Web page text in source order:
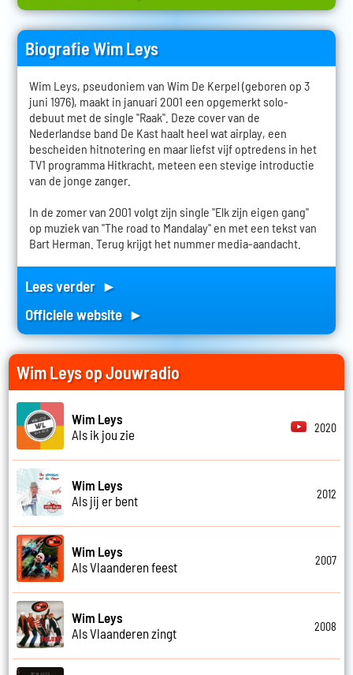
Biografie Wim Leys
Wim Leys, pseudoniem van Wim De Kerpel (geboren op 3
juni 1976), maakt in januari 2001 een opgemerkt solo-
debuut met de single "Raak". Deze cover van de
Nederlandse band De Kast haalt heel wat airplay, een
bescheiden hitnotering en maar liefst vijf optredens in het
TV1 programma Hitkracht, meteen een stevige introductie
van de jonge zanger.
In de zomer van 2001 volgt zijn single "Elk zijn eigen gang"
op muziek van "The road to Mandalay" en met een tekst van
Bart Herman. Terug krijgt het nummer media-aandacht.
Lees verder ►
Officiele website ►
Wim Leys op Jouwradio
Wim Leys
Als ik jou zie
2020
Wim Leys
Als jij er bent
2012
Wim Leys
Als Vlaanderen feest
2007
Wim Leys
Als Vlaanderen zingt
2008